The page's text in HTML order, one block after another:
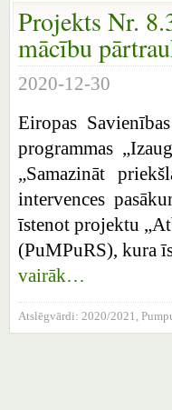
Projekts Nr.
mācību
2020-12-30
Eiropas
programmas
„Samazināt
intervences
īstenot projektu
(PuMPuRS), kura
vairāk…
Atslēgvārdi: 2020/2021,